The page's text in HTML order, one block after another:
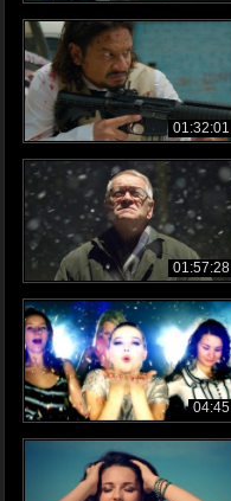
01:32:01
01:57:28
04:45